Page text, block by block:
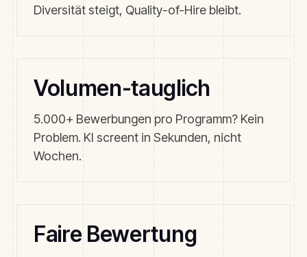
Diversität steigt, Quality-of-Hire bleibt.
Volumen-tauglich
5.000+ Bewerbungen pro Programm? Kein
Problem. KI screent in Sekunden, nicht
Wochen.
Faire Bewertung